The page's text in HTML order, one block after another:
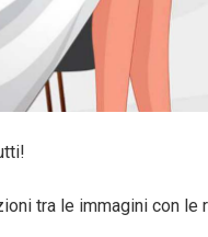
tra le immagini con le